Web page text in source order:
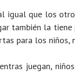
igual que los
también la tiene
para los niños,
juegan,